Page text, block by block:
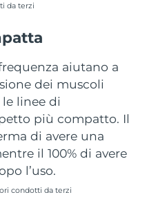
da terzi
aiutano a
dei muscoli
linee di
più compatto. Il
di avere una
il 100% di avere
l’uso.
condotti da terzi
Consegna stimata
Consegna stimata8/14/26